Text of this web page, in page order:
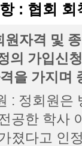
: 협회 회
원자격 및
의 가입신
을 가지며
: 정회원은
공한 학사
졌다고 인